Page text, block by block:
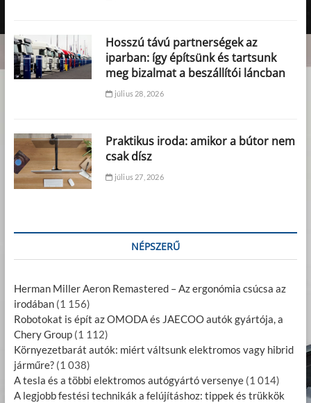
Hosszú távú partnerségek az
iparban: így építsünk és tartsunk
meg bizalmat a beszállítói láncban
július 28, 2026
Praktikus iroda: amikor a bútor nem
csak dísz
július 27, 2026
NÉPSZERŰ
Herman Miller Aeron Remastered – Az ergonómia csúcsa az
irodában (1 156)
Robotokat is épít az OMODA és JAECOO autók gyártója, a
Chery Group (1 112)
Környezetbarát autók: miért váltsunk elektromos vagy hibrid
járműre? (1 038)
A tesla és a többi elektromos autógyártó versenye (1 014)
A legjobb festési technikák a felújításhoz: tippek és trükkök